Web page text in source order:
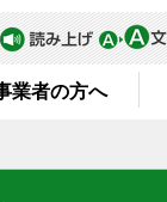
業者の方へ